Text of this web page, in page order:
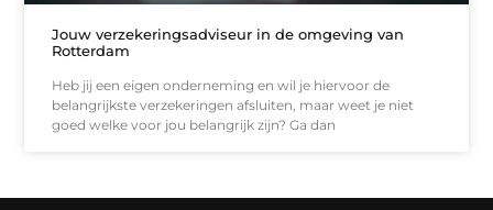
Jouw verzekeringsadviseur in de omgeving van
Rotterdam
Heb jij een eigen onderneming en wil je hiervoor de
belangrijkste verzekeringen afsluiten, maar weet je niet
goed welke voor jou belangrijk zijn? Ga dan